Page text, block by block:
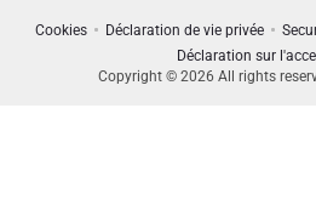
Cookies Déclaration de vie privée
Déclaration sur
Copyright © 2026 All rights